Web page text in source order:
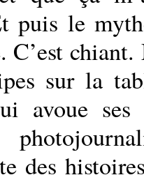
puis le
C’est
sur la
avoue
des